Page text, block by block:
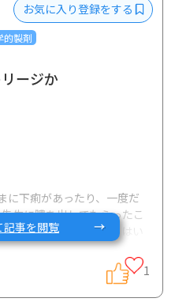
的製剤
お気に入り登録をする
ージか
に下痢があったり、一度だ
生に膿を出してもらったこ
、食事には気を付けてはい
月のcrpも0.16でした。
たのですが、直腸〜肛門あ
記事を閲覧
1